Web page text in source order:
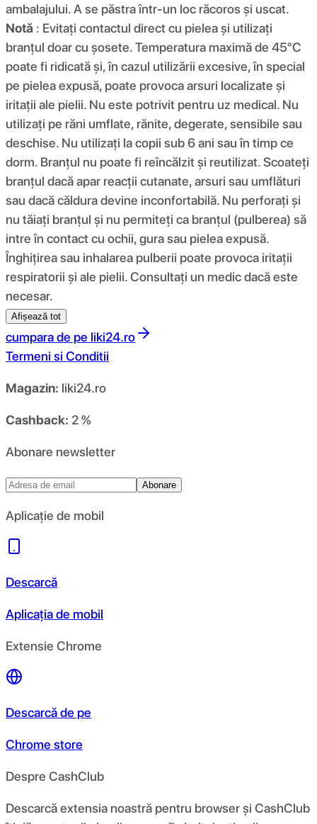
ambalajului. A se păstra într-un loc răcoros și uscat.
Notă : Evitați contactul direct cu pielea și utilizați
branțul doar cu șosete. Temperatura maximă de 45°C
poate fi ridicată și, în cazul utilizării excesive, în special
pe pielea expusă, poate provoca arsuri localizate și
iritații ale pielii. Nu este potrivit pentru uz medical. Nu
utilizați pe răni umflate, rănite, degerate, sensibile sau
deschise. Nu utilizați la copii sub 6 ani sau în timp ce
dorm. Branțul nu poate fi reîncălzit și reutilizat. Scoateți
branțul dacă apar reacții cutanate, arsuri sau umflături
sau dacă căldura devine inconfortabilă. Nu perforați și
nu tăiați branțul și nu permiteți ca branțul (pulberea) să
intre în contact cu ochii, gura sau pielea expusă.
Înghițirea sau inhalarea pulberii poate provoca iritații
respiratorii și ale pielii. Consultați un medic dacă este
necesar.
Afișează tot
cumpara de pe liki24.ro
Termeni si Conditii
Magazin: liki24.ro
Cashback: 2 %
Abonare newsletter
Abonare
Aplicație de mobil
Descarcă
Aplicația de mobil
Extensie Chrome
Descarcă de pe
Chrome store
Despre CashClub
Descarcă extensia noastră pentru browser și CashClub